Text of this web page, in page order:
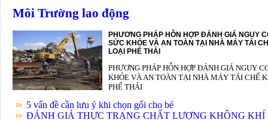
Môi Trường lao động
PHƯƠNG PHÁP HỖN HỢP ĐÁNH GIÁ NGUY
SỨC KHỎE VÀ AN TOÀN TẠI NHÀ MÁY TÁI
LOẠI PHẾ THẢI
PHƯƠNG PHÁP HỖN HỢP ĐÁNH GIÁ NGUY
KHỎE VÀ AN TOÀN TẠI NHÀ MÁY TÁI CHẾ
PHẾ THẢI
5 vấn đề cần lưu ý khi chọn gối cho bé
ĐÁNH GIÁ THỰC TRẠNG CHẤT LƯỢNG KHÔNG KHÍ